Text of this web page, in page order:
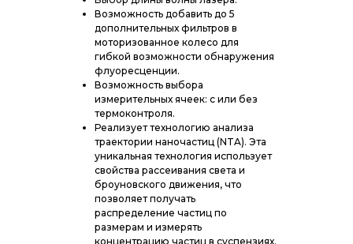
Возможность добавить до 5
дополнительных фильтров в
моторизованное колесо для
гибкой возможности обнаружения
флуоресценции.
Возможность выбора
измерительных ячеек: с или без
термоконтроля.
Реализует технологию анализа
траектории наночастиц (NTA). Эта
уникальная технология использует
свойства рассеивания света и
броуновского движения, что
позволяет получать
распределение частиц по
размерам и измерять
концентрацию частиц в суспензиях.